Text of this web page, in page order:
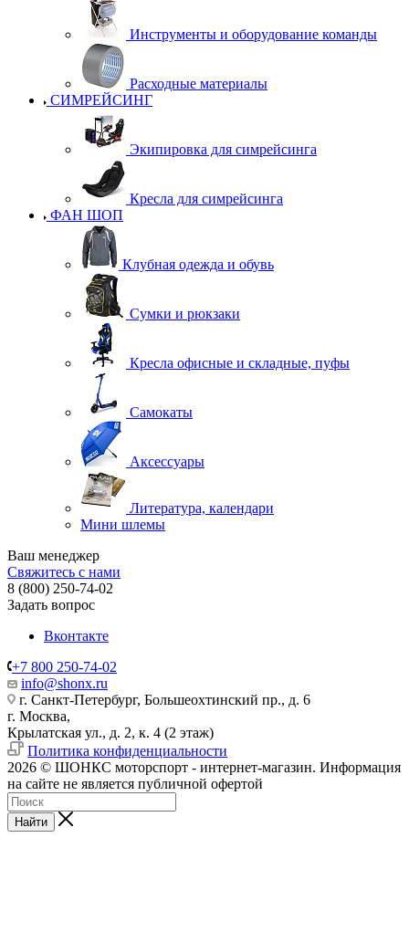
Инструменты и оборудование команды
Расходные материалы
СИМРЕЙСИНГ
Экипировка для симрейсинга
Кресла для симрейсинга
ФАН ШОП
Клубная одежда и обувь
Сумки и рюкзаки
Кресла офисные и складные, пуфы
Самокаты
Аксессуары
Литература, календари
Мини шлемы
Ваш менеджер
Свяжитесь с нами
8 (800) 250-74-02
Задать вопрос
Вконтакте
+7 800 250-74-02
info@shonx.ru
г. Санкт-Петербург, Большеохтинский пр., д. 6
г. Москва,
Крылатская ул., д. 2, к. 4 (2 этаж)
Политика конфиденциальности
2026 © ШОНКС моторспорт - интернет-магазин. Информация
на сайте не является публичной офертой
Найти